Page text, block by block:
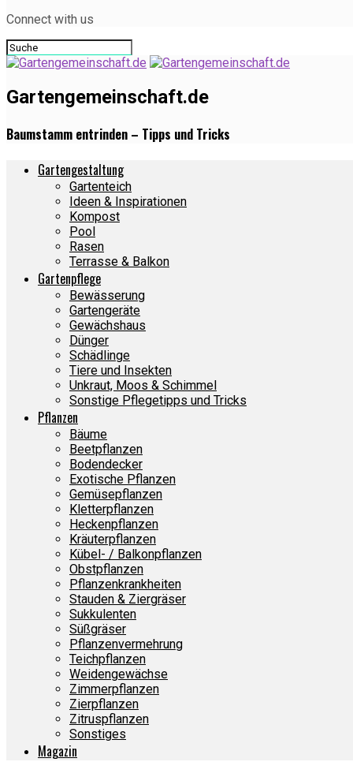
Connect with us
Gartengemeinschaft.de
Baumstamm entrinden – Tipps und Tricks
Gartengestaltung
Gartenteich
Ideen & Inspirationen
Kompost
Pool
Rasen
Terrasse & Balkon
Gartenpflege
Bewässerung
Gartengeräte
Gewächshaus
Dünger
Schädlinge
Tiere und Insekten
Unkraut, Moos & Schimmel
Sonstige Pflegetipps und Tricks
Pflanzen
Bäume
Beetpflanzen
Bodendecker
Exotische Pflanzen
Gemüsepflanzen
Kletterpflanzen
Heckenpflanzen
Kräuterpflanzen
Kübel- / Balkonpflanzen
Obstpflanzen
Pflanzenkrankheiten
Stauden & Ziergräser
Sukkulenten
Süßgräser
Pflanzenvermehrung
Teichpflanzen
Weidengewächse
Zimmerpflanzen
Zierpflanzen
Zitruspflanzen
Sonstiges
Magazin